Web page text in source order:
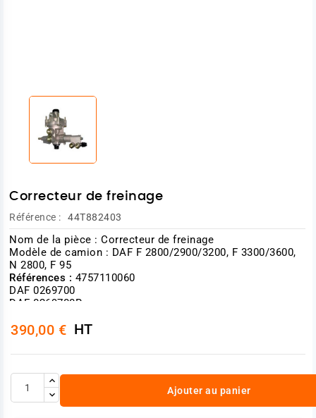
Correcteur de freinage
Référence : 44T882403
Nom de la pièce : Correcteur de freinage
Modèle de camion : DAF F 2800/2900/3200, F 3300/3600,
N 2800, F 95
Références : 4757110060
DAF 0269700
DAF 0269700R
DAF 269700R
Photo non contractuelle
390,00 € HT
Ajouter au panier